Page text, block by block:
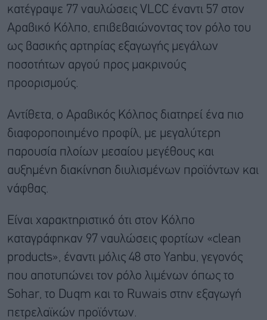
κατέγραψε 77 ναυλώσεις VLCC έναντι 57 στον
Αραβικό Κόλπο, επιβεβαιώνοντας τον ρόλο του
ως βασικής αρτηρίας εξαγωγής μεγάλων
ποσοτήτων αργού προς μακρινούς
προορισμούς.
Αντίθετα, ο Αραβικός Κόλπος διατηρεί ένα πιο
διαφοροποιημένο προφίλ, με μεγαλύτερη
παρουσία πλοίων μεσαίου μεγέθους και
αυξημένη διακίνηση διυλισμένων προϊόντων και
νάφθας.
Είναι χαρακτηριστικό ότι στον Κόλπο
καταγράφηκαν 97 ναυλώσεις φορτίων «clean
products», έναντι μόλις 48 στο Yanbu, γεγονός
που αποτυπώνει τον ρόλο λιμένων όπως το
Sohar, το Duqm και το Ruwais στην εξαγωγή
πετρελαϊκών προϊόντων.